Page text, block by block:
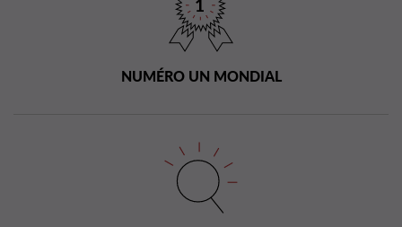
NUMÉRO UN MONDIAL